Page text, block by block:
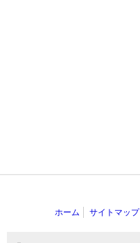
ホーム サイトマップ